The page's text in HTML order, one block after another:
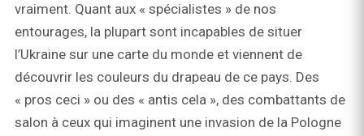
vraiment. Quant aux « spécialistes » de nos
entourages, la plupart sont incapables de situer
l’Ukraine sur une carte du monde et viennent de
découvrir les couleurs du drapeau de ce pays. Des
« pros ceci » ou des « antis cela », des combattants de
salon à ceux qui imaginent une invasion de la Pologne